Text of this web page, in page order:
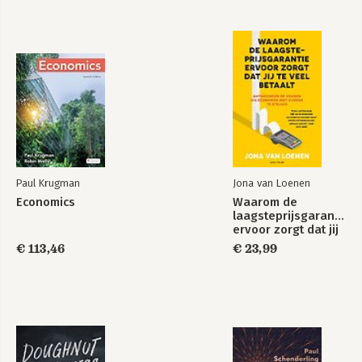
Paul Krugman
Economics
€ 113,46
Jona van Loenen
Waarom de
laagsteprijsgarantie
ervoor zorgt dat jij
te veel betaalt
€ 23,99